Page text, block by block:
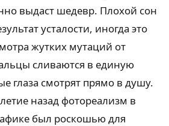
выдаст шедевр. Плохой сон
усталости, иногда это
жутких мутаций от
сливаются в единую
глаза смотрят прямо в душу.
назад фотореализм в
был роскошью для